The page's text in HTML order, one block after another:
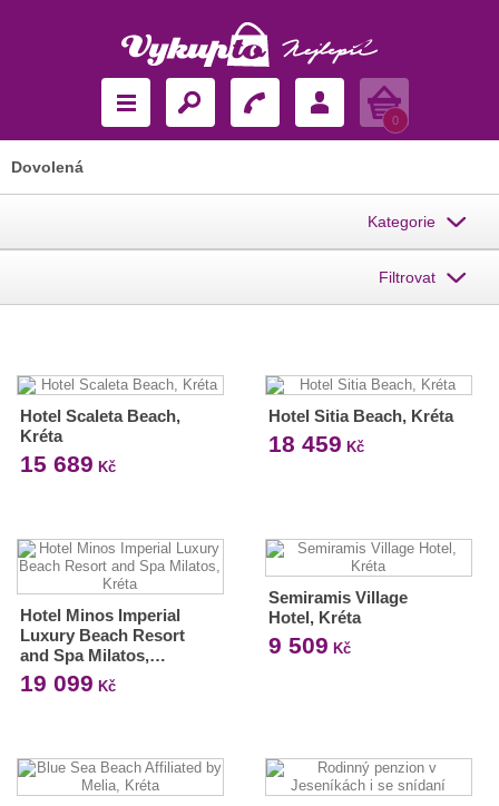
Košík
0
Dovolená
Kategorie
Filtrovat
Hotel Scaleta Beach,
Kréta
15 689 Kč
Hotel Sitia Beach, Kréta
18 459 Kč
Hotel Minos Imperial
Luxury Beach Resort
and Spa Milatos,…
19 099 Kč
Semiramis Village
Hotel, Kréta
9 509 Kč